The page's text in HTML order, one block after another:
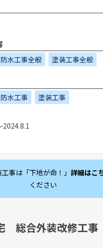
防水工事全般 塗装工事全般
防水工事 塗装工事
2024.8.1
事は「下地が命！」 詳細はこ
ください
総合外装改修工事